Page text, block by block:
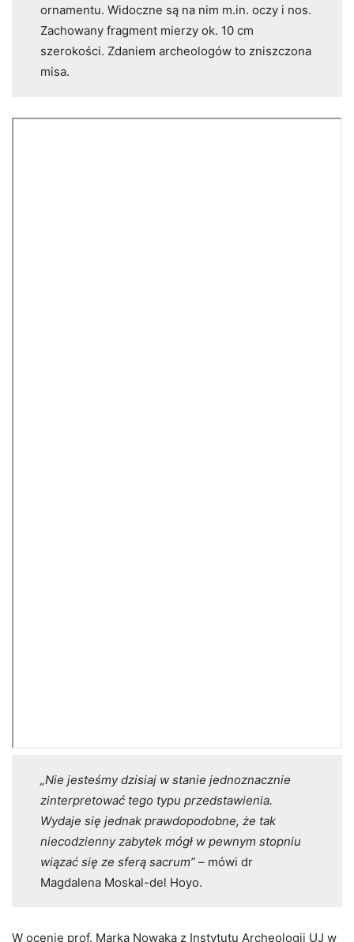
ornamentu. Widoczne są na nim m.in. oczy i nos.
Zachowany fragment mierzy ok. 10 cm
szerokości. Zdaniem archeologów to zniszczona
misa.
„Nie jesteśmy dzisiaj w stanie jednoznacznie
zinterpretować tego typu przedstawienia.
Wydaje się jednak prawdopodobne, że tak
niecodzienny zabytek mógł w pewnym stopniu
wiązać się ze sferą sacrum”– mówi dr
Magdalena Moskal-del Hoyo.
W ocenie prof. Marka Nowaka z Instytutu Archeologii UJ w